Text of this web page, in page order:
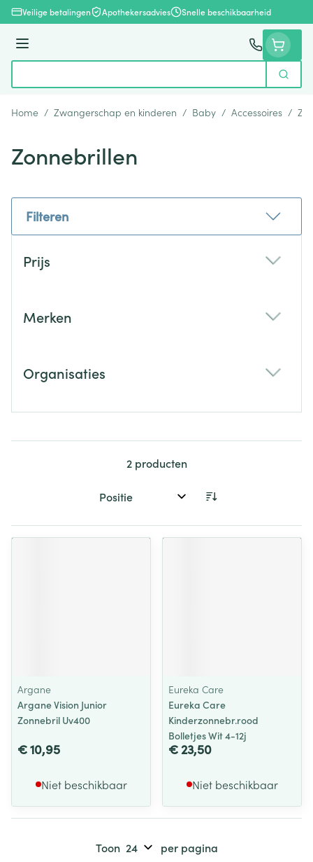
Ga naar de inhoud
Veilige betalingen Apothekersadvies Snelle beschikbaarheid
Menu
Zoek
Home / Zwangerschap en kinderen / Baby / Accessoires /
Zonnebrillen
Filteren
Prijs
Merken
Organisaties
2producten
Sorteer op:
Argane
Argane Vision Junior
Zonnebril Uv400
€ 10,95
Niet beschikbaar
Eureka Care
Eureka Care
Kinderzonnebr.rood
Bolletjes Wit 4-12j
€ 23,50
Niet beschikbaar
Toon per pagina